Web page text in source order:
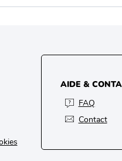
AIDE &
FAQ
Contact